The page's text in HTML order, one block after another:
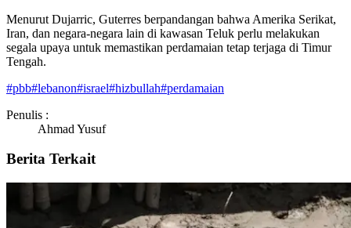
Menurut Dujarric, Guterres berpandangan bahwa Amerika Serikat,
Iran, dan negara-negara lain di kawasan Teluk perlu melakukan
segala upaya untuk memastikan perdamaian tetap terjaga di Timur
Tengah.
#pbb#lebanon#israel#hizbullah#perdamaian
Penulis :
Ahmad Yusuf
Berita Terkait